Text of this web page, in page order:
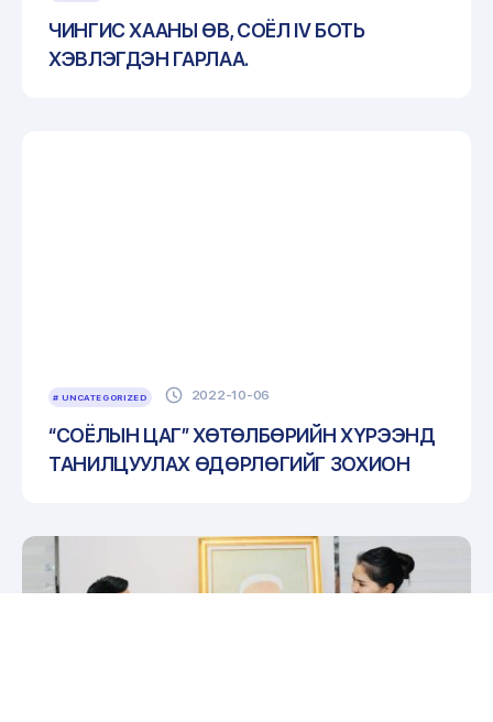
ЧИНГИС ХААНЫ ӨВ, СОЁЛ IV БОТЬ
ХЭВЛЭГДЭН ГАРЛАА.
# UNCATEGORIZED 2022-10-06
“СОЁЛЫН ЦАГ” ХӨТӨЛБӨРИЙН ХҮРЭЭНД
ТАНИЛЦУУЛАХ ӨДӨРЛӨГИЙГ ЗОХИОН